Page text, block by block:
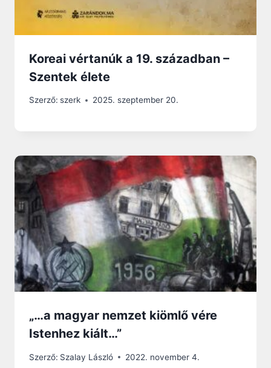
Koreai vértanúk a 19. században –
Szentek élete
Szerző: szerk 2025. szeptember 20.
„…a magyar nemzet kiömlő vére
Istenhez kiált…”
Szerző: Szalay László 2022. november 4.